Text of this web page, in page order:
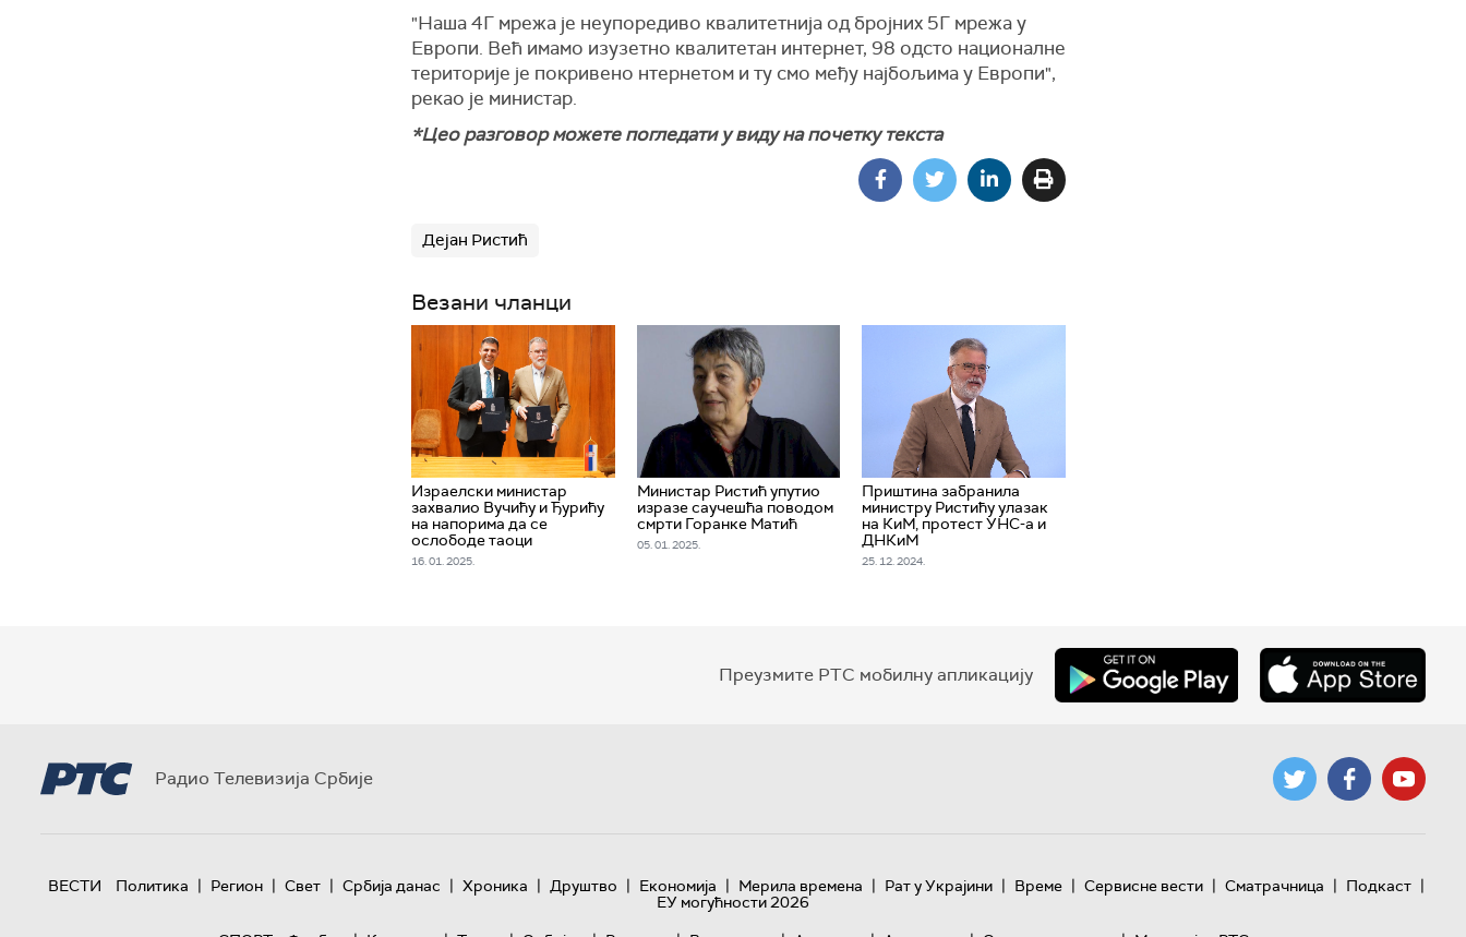
"Наша 4Г мрежа је неупоредиво квалитетнија од бројних 5Г мрежа у
Европи. Већ имамо изузетно квалитетан интернет, 98 одсто националне
територије је покривено нтернетом и ту смо међу најбољима у Европи",
рекао је министар.
*Цео разговор можете погледати у виду на почетку текста
Дејан Ристић
Везани чланци
Израелски министар
захвалио Вучићу и Ђурићу
на напорима да се
ослободе таоци
16. 01. 2025.
Министар Ристић упутио
изразе саучешћа поводом
смрти Горанке Матић
05. 01. 2025.
Приштина забранила
министру Ристићу улазак
на КиМ, протест УНС-а и
ДНКиМ
25. 12. 2024.
Преузмите РТС мобилну апликацију
Радио Телевизија Србије
ВЕСТИ Политика | Регион | Свет | Србија данас | Хроника | Друштво | Економија | Мерила времена | Рат у Украјини | Време | Сервисне вести | Сматрачница | Подкаст |
ЕУ могућности 2026